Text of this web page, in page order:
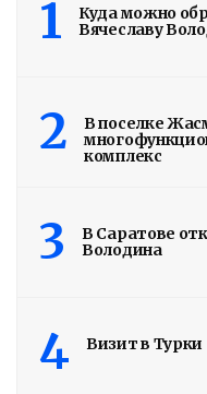
1
Куда можно
Вячеславу
2
В поселке
комплекс
3
В Саратове
Володина
4 Визит в Турки